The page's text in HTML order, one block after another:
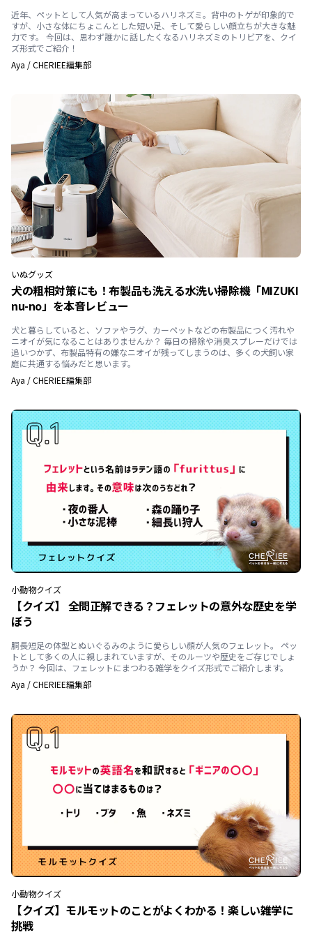
近年、ペットとして人気が高まっているハリネズミ。背中のトゲが印象的で
すが、小さな体にちょこんとした短い足、そして愛らしい顔立ちが大きな魅
力です。 今回は、思わず誰かに話したくなるハリネズミのトリビアを、クイ
ズ形式でご紹介！
Aya /CHERIEE編集部
いぬグッズ
犬の粗相対策にも！布製品も洗える水洗い掃除機「MIZUKI
nu-no」を本音レビュー
犬と暮らしていると、ソファやラグ、カーペットなどの布製品につく汚れや
ニオイが気になることはありませんか？ 毎日の掃除や消臭スプレーだけでは
追いつかず、布製品特有の嫌なニオイが残ってしまうのは、多くの犬飼い家
庭に共通する悩みだと思います。
Aya /CHERIEE編集部
小動物クイズ
【クイズ】 全問正解できる？フェレットの意外な歴史を学
ぼう
胴長短足の体型とぬいぐるみのように愛らしい顔が人気のフェレット。 ペッ
トとして多くの人に親しまれていますが、そのルーツや歴史をご存じでしょ
うか？ 今回は、フェレットにまつわる雑学をクイズ形式でご紹介します。
Aya /CHERIEE編集部
小動物クイズ
【クイズ】モルモットのことがよくわかる！楽しい雑学に
挑戦